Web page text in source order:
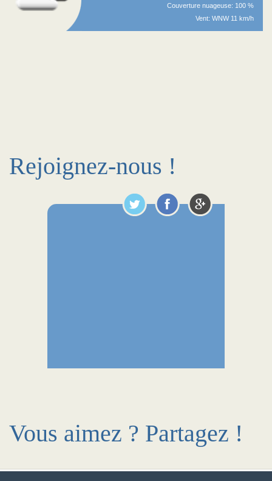
Couverture nuageuse: 100 %
Vent: WNW 11 km/h
Rejoignez-nous !
Vous aimez ? Partagez !